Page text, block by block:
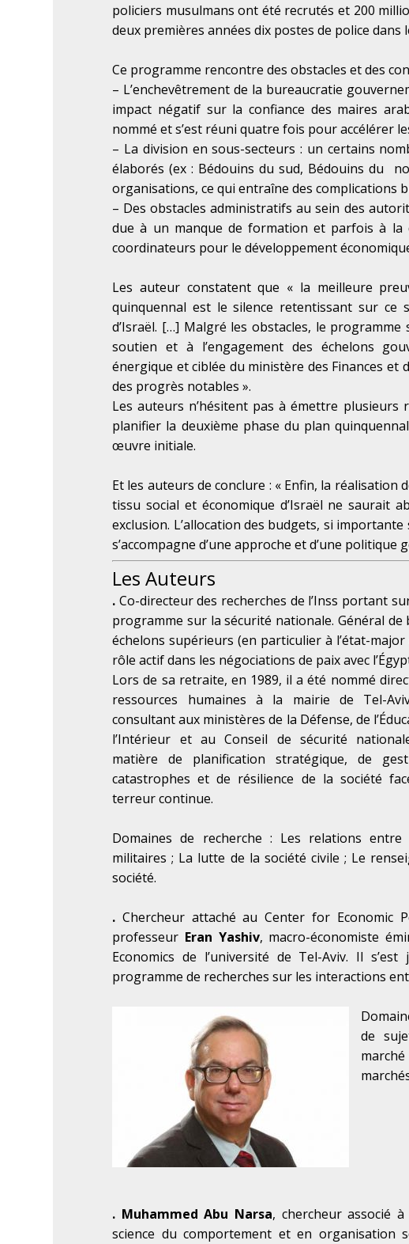
policiers musulmans ont été recrutés et 200
deux premières années dix postes de police
Ce programme rencontre des obstacles et des
– L’enchevêtrement de la bureaucratie
impact négatif sur la confiance des maires
nommé et s’est réuni quatre fois pour accélérer
– La division en sous-secteurs : un certains
élaborés (ex : Bédouins du sud, Bédouins du
organisations, ce qui entraîne des complications
– Des obstacles administratifs au sein des
due à un manque de formation et parfois à la
coordinateurs pour le développement
Les auteur constatent que « la meilleure
quinquennal est le silence retentissant sur
d’Israël. […] Malgré les obstacles, le
soutien et à l’engagement des échelons
énergique et ciblée du ministère des Finances et
des progrès notables ».
Les auteurs n’hésitent pas à émettre
planifier la deuxième phase du plan
œuvre initiale.
Et les auteurs de conclure : « Enfin, la réalisation
tissu social et économique d’Israël ne saurait
exclusion. L’allocation des budgets, si
s’accompagne d’une approche et d’une
Les Auteurs
. Co-directeur des recherches de l’Inss portant
programme sur la sécurité nationale. Général
échelons supérieurs (en particulier à l’état-
rôle actif dans les négociations de paix avec
Lors de sa retraite, en 1989, il a été nommé
ressources humaines à la mairie de Tel-
consultant aux ministères de la Défense, de
l’Intérieur et au Conseil de sécurité
matière de planification stratégique, de
catastrophes et de résilience de la société
terreur continue.
Domaines de recherche : Les relations
militaires ; La lutte de la société civile ; Le
société.
. Chercheur attaché au Center for Economic
professeur Eran Yashiv, macro-économiste
Economics de l’université de Tel-Aviv. Il
programme de recherches sur les interactions
de
. Muhammed Abu Narsa, chercheur associé
science du comportement et en organisation